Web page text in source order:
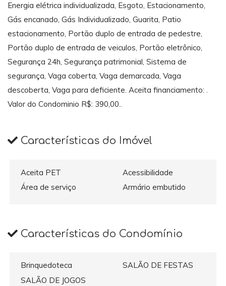
Energia elétrica individualizada, Esgoto, Estacionamento,
Gás encanado, Gás Individualizado, Guarita, Patio
estacionamento, Portão duplo de entrada de pedestre,
Portão duplo de entrada de veiculos, Portão eletrônico,
Segurança 24h, Segurança patrimonial, Sistema de
segurança, Vaga coberta, Vaga demarcada, Vaga
descoberta, Vaga para deficiente. Aceita financiamento: .
Valor do Condominio R$: 390,00..
Características do Imóvel
Aceita PET
Acessibilidade
Área de serviço
Armário embutido
Características do Condomínio
Brinquedoteca
SALÃO DE FESTAS
SALÃO DE JOGOS